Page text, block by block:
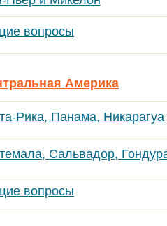
вопросы
Америка
Рика, Панама, Никарагуа
Сальвадор,
вопросы